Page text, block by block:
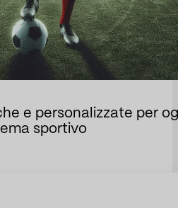
e personalizzate per
sportivo